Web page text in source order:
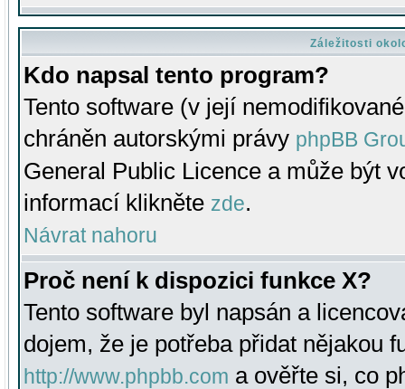
Záležitosti
Kdo napsal tento program?
Tento software (v její
chráněn autorskými právy phpBB
General Public Licence a může být
informací klikněte zde.
Návrat nahoru
Proč není k dispozici funkce X?
Tento software byl napsán a
dojem, že je potřeba přidat nějakou
http://www.phpbb.com a ověřte si, co